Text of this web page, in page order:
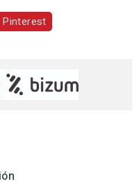
Pinterest